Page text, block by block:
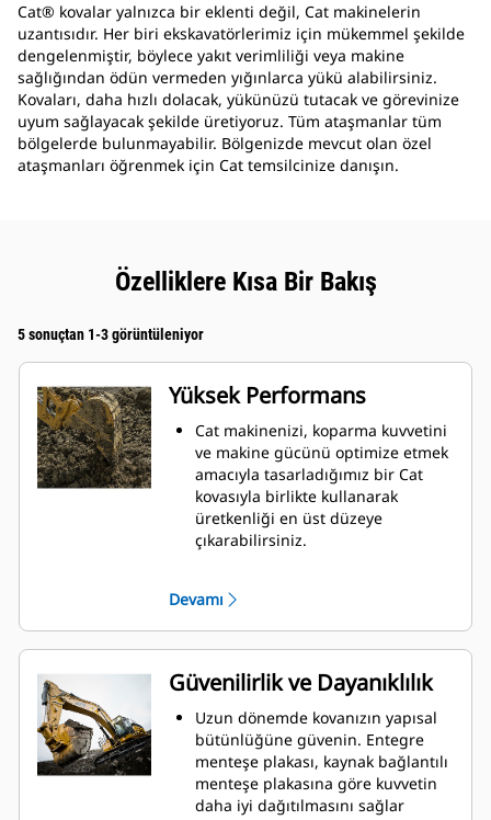
Cat® kovalar yalnızca bir eklenti değil, Cat makinelerin
uzantısıdır. Her biri ekskavatörlerimiz için mükemmel şekilde
dengelenmiştir, böylece yakıt verimliliği veya makine
sağlığından ödün vermeden yığınlarca yükü alabilirsiniz.
Kovaları, daha hızlı dolacak, yükünüzü tutacak ve görevinize
uyum sağlayacak şekilde üretiyoruz. Tüm ataşmanlar tüm
bölgelerde bulunmayabilir. Bölgenizde mevcut olan özel
ataşmanları öğrenmek için Cat temsilcinize danışın.
Özelliklere Kısa Bir Bakış
5 sonuçtan 1-3 görüntüleniyor
Yüksek Performans
Cat makinenizi, koparma kuvvetini
ve makine gücünü optimize etmek
amacıyla tasarladığımız bir Cat
kovasıyla birlikte kullanarak
üretkenliği en üst düzeye
çıkarabilirsiniz.
İlave taban mesafesi, kovanın alt
tarafının kazı yapmamasını
sağlayarak bakım maliyetlerini
azaltır.
Kazma işlemi sırasında yakıt
tüketimi en yüksek düzeydedir. Cat
kovaları, makinenizin toplam
çalışma üretkenliğini iyileştirmek
amacıyla malzemeleri hızlı biçimde
kesmek üzere tasarlanmıştır.
Devamı
Güvenilirlik ve Dayanıklılık
Uzun dönemde kovanızın yapısal
bütünlüğüne güvenin. Entegre
menteşe plakası, kaynak bağlantılı
menteşe plakasına göre kuvvetin
daha iyi dağıtılmasını sağlar